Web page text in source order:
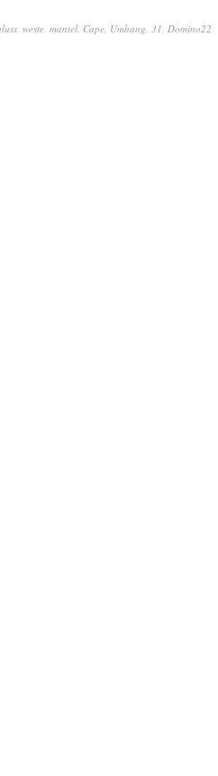
, weste, mantel. Cape, Umhang, 31, Domino22